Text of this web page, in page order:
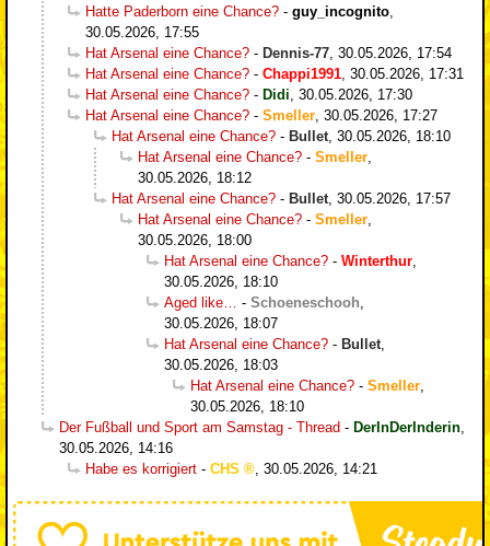
Hatte Paderborn eine Chance? - guy_incognito
30.05.2026, 17:55
Hat Arsenal eine Chance? - Dennis-77 30.05.2026, 17:54
Hat Arsenal eine Chance? - Chappi1991 30.05.2026, 17:31
Hat Arsenal eine Chance? - Didi 30.05.2026, 17:30
Hat Arsenal eine Chance? - Smeller 30.05.2026, 17:27
Hat Arsenal eine Chance? - Bullet 30.05.2026, 18:10
Hat Arsenal eine Chance? - Smeller
30.05.2026, 18:12
Hat Arsenal eine Chance? - Bullet 30.05.2026, 17:57
Hat Arsenal eine Chance? - Smeller
30.05.2026, 18:00
Hat Arsenal eine Chance? - Winterthur
30.05.2026, 18:10
Aged like…
- Schoeneschooh
30.05.2026, 18:07
Hat Arsenal eine Chance? - Bullet
30.05.2026, 18:03
Hat Arsenal eine Chance? - Smeller
30.05.2026, 18:10
Der Fußball und Sport am Samstag - Thread - DerInDerInderin
30.05.2026, 14:16
Habe es korrigiert - CHS 30.05.2026, 14:21